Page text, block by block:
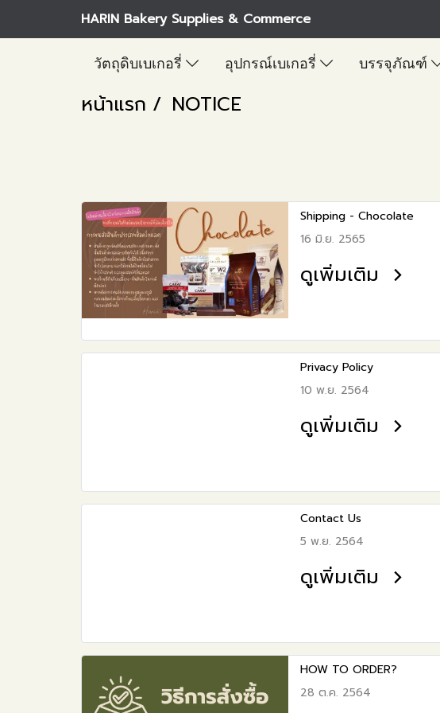
HARIN Bakery Supplies & Commerce
วัตถุดิบเบเกอรี่ อุปกรณ์เบเกอรี่ บรรจุภัณฑ์
หน้าแรก NOTICE
Shipping - Chocolate
16 มิ.ย. 2565
ดูเพิ่มเติม
Privacy Policy
10 พ.ย. 2564
ดูเพิ่มเติม
Contact Us
5 พ.ย. 2564
ดูเพิ่มเติม
HOW TO ORDER?
28 ต.ค. 2564